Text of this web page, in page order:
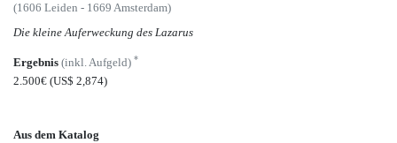
(1606 Leiden - 1669 Amsterdam)
Die kleine Auferweckung des Lazarus
Ergebnis (inkl. Aufgeld) *
2.500€ (US$ 2,874)
Aus dem Katalog